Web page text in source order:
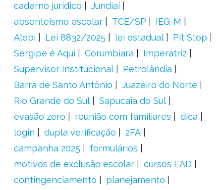
caderno jurídico
Jundiaí
absenteísmo escolar
TCE/SP
IEG-M
Alepi
Lei 8832/2025 lei estadual
Pit Stop
Sergipe é Aqui
Corumbiara
Imperatriz
Supervisor Institucional
Petrolândia
Barra de Santo Antônio
Juazeiro do Norte
Rio Grande do Sul
Sapucaia do Sul
evasão zero
reunião com familiares
dica
login
dupla verificação
2FA
campanha 2025
formulários
motivos de exclusão escolar
cursos EAD
contingenciamento
planejamento